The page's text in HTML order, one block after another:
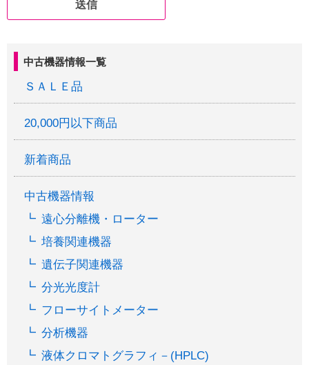
中古機器情報一覧
ＳＡＬＥ品
20,000円以下商品
新着商品
中古機器情報
遠心分離機・ローター
培養関連機器
遺伝子関連機器
分光光度計
フローサイトメーター
分析機器
液体クロマトグラフィ－(HPLC)